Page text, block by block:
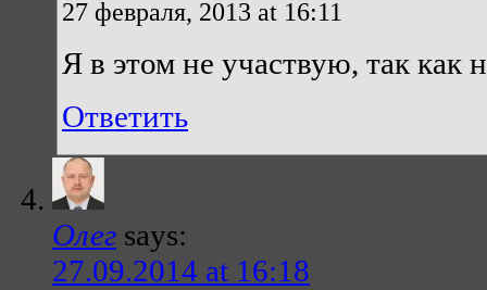
27 февраля, 2013 at 16:11
Я в этом не участвую, так как
Ответить
Олег says:
27.09.2014 at 16:18